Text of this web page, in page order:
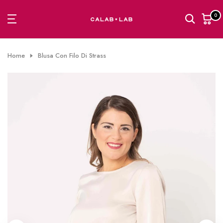
al
0
Home Blusa Con Filo Di Strass